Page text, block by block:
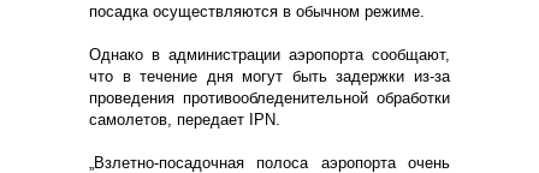
посадка осуществляются в обычном режиме.
Однако в администрации аэропорта сообщают,
что в течение дня могут быть задержки из-за
проведения противообледенительной обработки
самолетов, передает IPN.
„Взлетно-посадочная полоса аэропорта очень